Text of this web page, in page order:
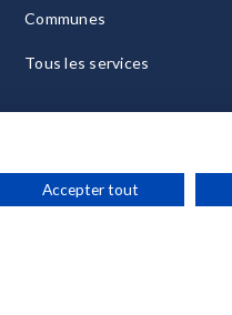
Communes
Tous les services
Accepter tout